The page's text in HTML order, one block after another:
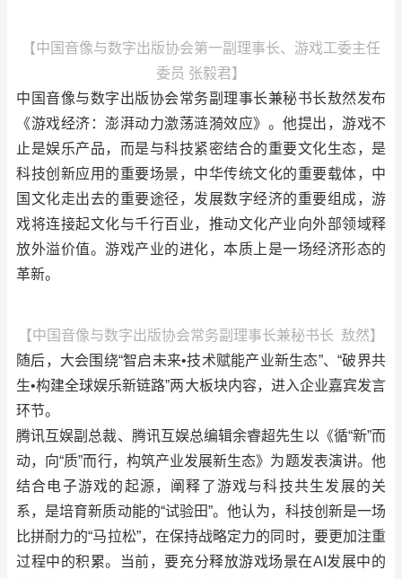
【中国音像与数字出版协会第一副理事长、游戏工委主任
委员 张毅君】
中国音像与数字出版协会常务副理事长兼秘书长敖然发布
《游戏经济：澎湃动力激荡涟漪效应》。他提出，游戏不
止是娱乐产品，而是与科技紧密结合的重要文化生态，是
科技创新应用的重要场景，中华传统文化的重要载体，中
国文化走出去的重要途径，发展数字经济的重要组成，游
戏将连接起文化与千行百业，推动文化产业向外部领域释
放外溢价值。游戏产业的进化，本质上是一场经济形态的
革新。
【中国音像与数字出版协会常务副理事长兼秘书长 敖然】
随后，大会围绕“智启未来•技术赋能产业新生态”、“破界共
生•构建全球娱乐新链路”两大板块内容，进入企业嘉宾发言
环节。
腾讯互娱副总裁、腾讯互娱总编辑余睿超先生以《循“新”而
动，向“质”而行，构筑产业发展新生态》为题发表演讲。他
结合电子游戏的起源，阐释了游戏与科技共生发展的关
系，是培育新质动能的“试验田”。他认为，科技创新是一场
比拼耐力的“马拉松”，在保持战略定力的同时，要更加注重
过程中的积累。当前，要充分释放游戏场景在AI发展中的